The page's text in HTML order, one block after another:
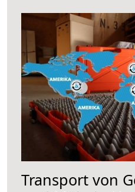
Transport von